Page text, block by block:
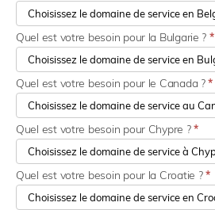
Quel est votre besoin pour la Bulgarie ? *
Quel est votre besoin pour le Canada ?*
Quel est votre besoin pour Chypre ?*
Quel est votre besoin pour la Croatie ?*